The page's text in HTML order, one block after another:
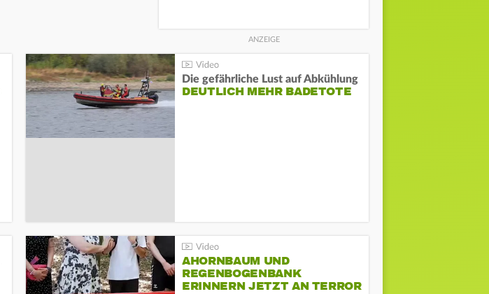
Die gefährliche Lust auf Abkühlung
DEUTLICH MEHR BADETOTE
AHORNBAUM UND
REGENBOGENBANK
ERINNERN JETZT AN TERROR